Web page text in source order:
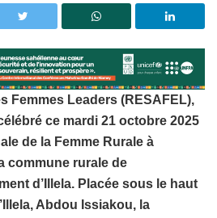
Femmes Leaders (RESAFEL),
ce mardi 21 octobre 2025
de la Femme Rurale à
commune rurale de
d’Illela. Placée sous le haut
Abdou Issiakou, la